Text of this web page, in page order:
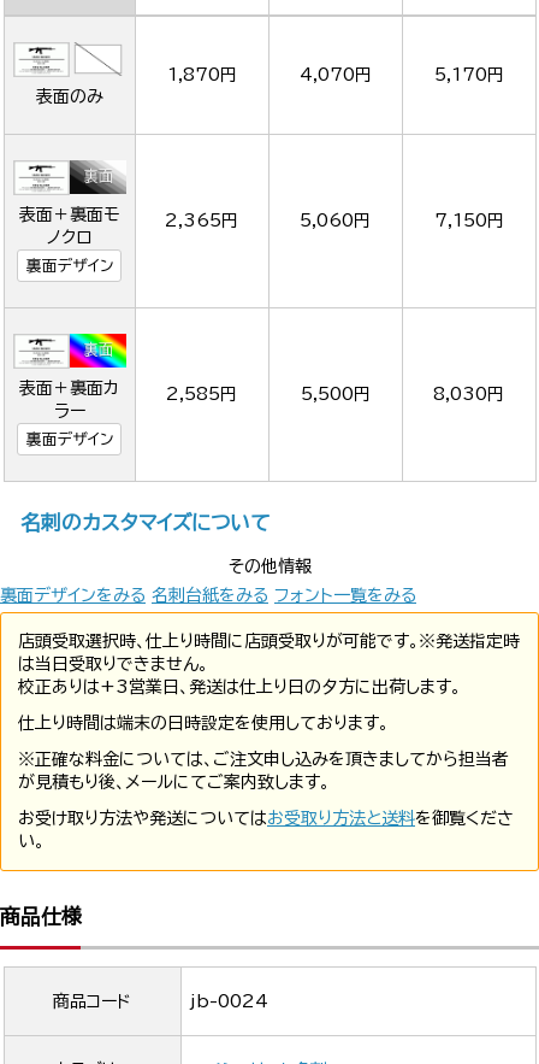
表面のみ
1,870円 4,070円 5,170円
表面＋裏面モ
ノクロ
裏面デザイン
2,365円 5,060円 7,150円
表面＋裏面カ
ラー
裏面デザイン
2,585円 5,500円 8,030円
名刺のカスタマイズについて
その他情報
裏面デザインをみる 名刺台紙をみる フォント一覧をみる
店頭受取選択時、仕上り時間に店頭受取りが可能です。※発送指定時
は当日受取りできません。
校正ありは+3営業日、発送は仕上り日の夕方に出荷します。
仕上り時間は端末の日時設定を使用しております。
※正確な料金については、ご注文申し込みを頂きましてから担当者
が見積もり後、メールにてご案内致します。
お受け取り方法や発送についてはお受取り方法と送料を御覧くださ
い。
商品仕様
商品コード jb-0024